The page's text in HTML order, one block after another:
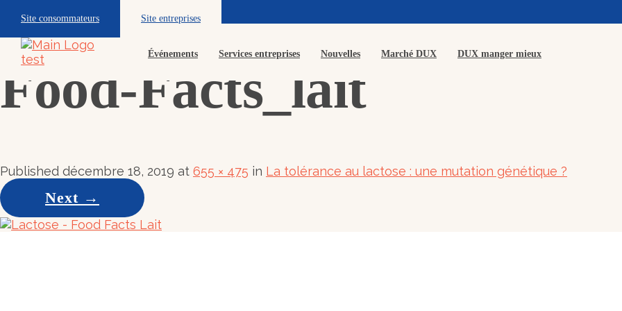
Site consommateurs Site entreprises
Événements Services entreprises Nouvelles Marché DUX DUX manger mieux
Food-Facts_lait
Published décembre 18, 2019 at 655 × 475 in La tolérance au lactose : une mutation génétique ?
Next →